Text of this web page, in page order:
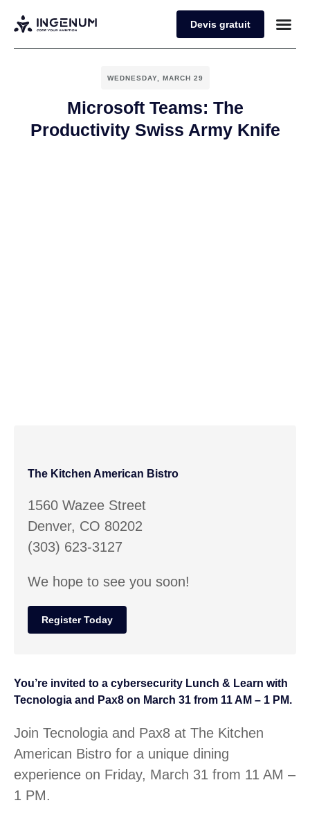
Devis gratuit
WEDNESDAY, MARCH 29
Microsoft Teams: The
Productivity Swiss Army Knife
The Kitchen American Bistro
1560 Wazee Street
Denver, CO 80202
(303) 623-3127
We hope to see you soon!
Register Today
You’re invited to a cybersecurity Lunch & Learn with
Tecnologia and Pax8 on March 31 from 11 AM – 1 PM.
Join Tecnologia and Pax8 at The Kitchen
American Bistro for a unique dining
experience on Friday, March 31 from 11 AM –
1 PM.